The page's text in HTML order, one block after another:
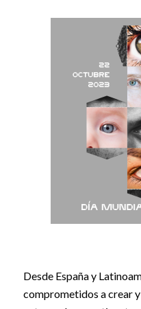
Desde España y
comprometidos a crear